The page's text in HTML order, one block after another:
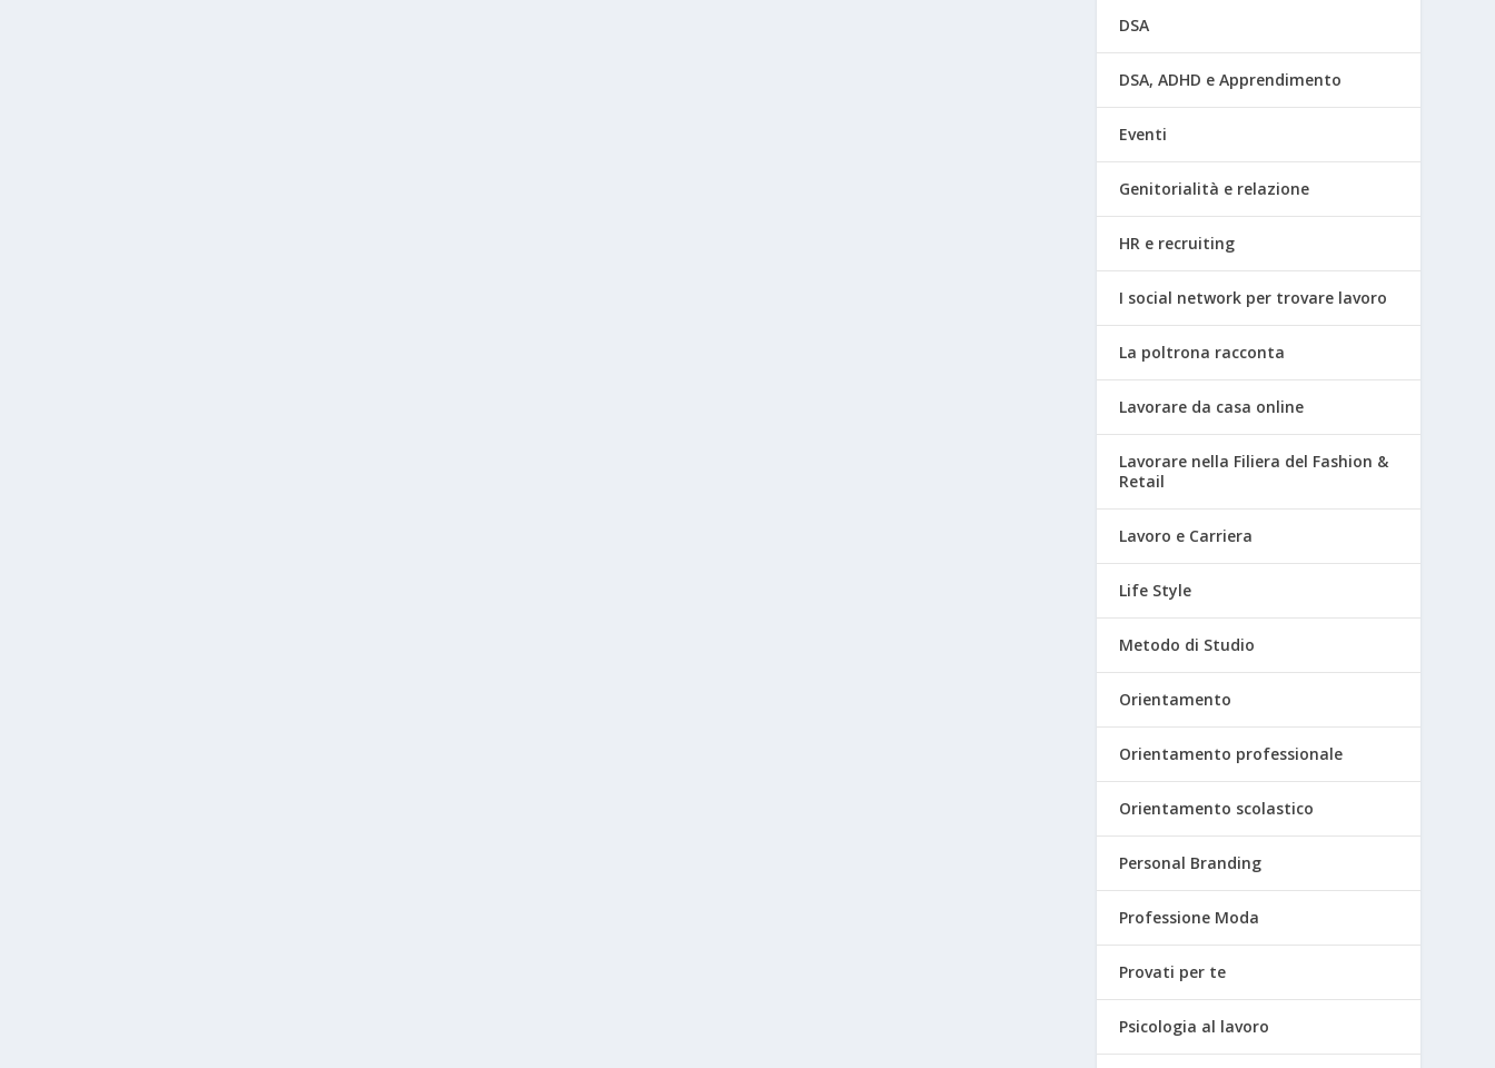
DSA
DSA, ADHD e Apprendimento
Eventi
Genitorialità e relazione
HR e recruiting
I social network per trovare lavoro
La poltrona racconta
Lavorare da casa online
Lavorare nella Filiera del Fashion &
Retail
Lavoro e Carriera
Life Style
Metodo di Studio
Orientamento
Orientamento professionale
Orientamento scolastico
Personal Branding
Professione Moda
Provati per te
Psicologia al lavoro